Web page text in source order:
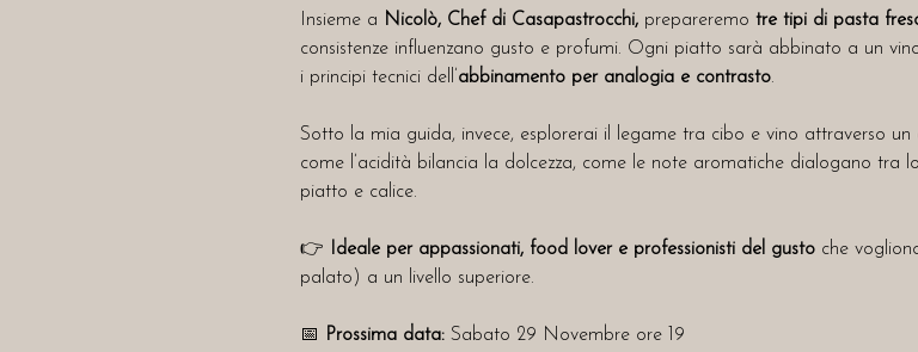
Insieme a Nicolò, Chef di Casapastrocchi, prepareremo tre tipi di pasta
consistenze influenzano gusto e profumi. Ogni piatto sarà abbinato a un
i principi tecnici dell’abbinamento per analogia e contrasto.
Sotto la mia guida, invece, esplorerai il legame tra cibo e vino attraverso
come l’acidità bilancia la dolcezza, come le note aromatiche dialogano tra
piatto e calice.
👉 Ideale per appassionati, food lover e professionisti del gusto che
palato) a un livello superiore.
📅 Prossima data: Sabato 29 Novembre ore 19